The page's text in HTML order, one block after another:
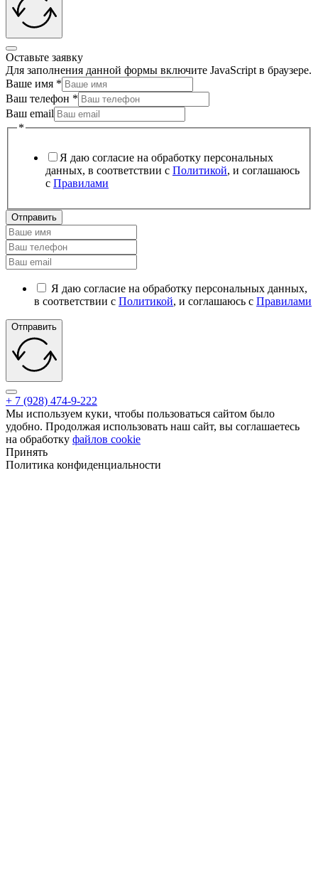
Оставьте заявку
Для заполнения данной формы включите JavaScript в браузере.
Ваше имя *
Ваш телефон *
Ваш email
*
Я даю согласие на обработку персональных
данных, в соответствии с Политикой, и соглашаюсь
с Правилами
Отправить
Я даю согласие на обработку персональных данных,
в соответствии с Политикой, и соглашаюсь с Правилами
Отправить
+ 7 (928) 474-9-222
Мы используем куки, чтобы пользоваться сайтом было
удобно. Продолжая использовать наш сайт, вы соглашаетесь
на обработку файлов cookie
Принять
Политика конфиденциальности